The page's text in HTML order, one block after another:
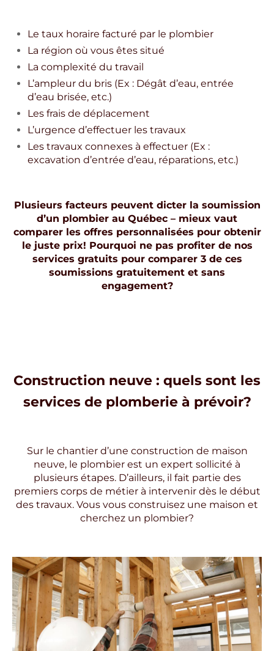
Le taux horaire facturé par le plombier
La région où vous êtes situé
La complexité du travail
L’ampleur du bris (Ex : Dégât d’eau, entrée
d’eau brisée, etc.)
Les frais de déplacement
L’urgence d’effectuer les travaux
Les travaux connexes à effectuer (Ex :
excavation d’entrée d’eau, réparations, etc.)
Plusieurs facteurs peuvent dicter la soumission
d’un plombier au Québec – mieux vaut
comparer les offres personnalisées pour obtenir
le juste prix! Pourquoi ne pas profiter de nos
services gratuits pour comparer 3 de ces
soumissions gratuitement et sans
engagement?
Construction neuve : quels sont les
services de plomberie à prévoir?
Sur le chantier d’une construction de maison
neuve, le plombier est un expert sollicité à
plusieurs étapes. D’ailleurs, il fait partie des
premiers corps de métier à intervenir dès le début
des travaux. Vous vous construisez une maison et
cherchez un plombier?